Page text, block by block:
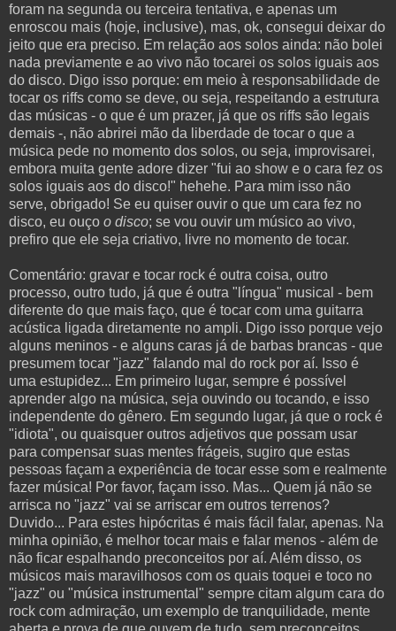
foram na segunda ou terceira tentativa, e apenas um
enroscou mais (hoje, inclusive), mas, ok, consegui deixar do
jeito que era preciso. Em relação aos solos ainda: não bolei
nada previamente e ao vivo não tocarei os solos iguais aos
do disco. Digo isso porque: em meio à responsabilidade de
tocar os riffs como se deve, ou seja, respeitando a estrutura
das músicas - o que é um prazer, já que os riffs são legais
demais -, não abrirei mão da liberdade de tocar o que a
música pede no momento dos solos, ou seja, improvisarei,
embora muita gente adore dizer "fui ao show e o cara fez os
solos iguais aos do disco!" hehehe. Para mim isso não
serve, obrigado! Se eu quiser ouvir o que um cara fez no
disco, eu ouço o disco; se vou ouvir um músico ao vivo,
prefiro que ele seja criativo, livre no momento de tocar.
Comentário: gravar e tocar rock é outra coisa, outro
processo, outro tudo, já que é outra "língua" musical - bem
diferente do que mais faço, que é tocar com uma guitarra
acústica ligada diretamente no ampli. Digo isso porque vejo
alguns meninos - e alguns caras já de barbas brancas - que
presumem tocar "jazz" falando mal do rock por aí. Isso é
uma estupidez... Em primeiro lugar, sempre é possível
aprender algo na música, seja ouvindo ou tocando, e isso
independente do gênero. Em segundo lugar, já que o rock é
"idiota", ou quaisquer outros adjetivos que possam usar
para compensar suas mentes frágeis, sugiro que estas
pessoas façam a experiência de tocar esse som e realmente
fazer música! Por favor, façam isso. Mas... Quem já não se
arrisca no "jazz" vai se arriscar em outros terrenos?
Duvido... Para estes hipócritas é mais fácil falar, apenas. Na
minha opinião, é melhor tocar mais e falar menos - além de
não ficar espalhando preconceitos por aí. Além disso, os
músicos mais maravilhosos com os quais toquei e toco no
"jazz" ou "música instrumental" sempre citam algum cara do
rock com admiração, um exemplo de tranquilidade, mente